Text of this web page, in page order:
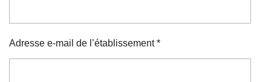
Adresse e-mail de l’établissement *